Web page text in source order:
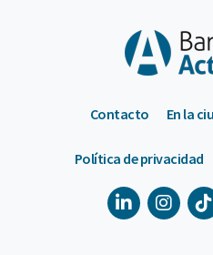
Contacto En la
Política de privacidad